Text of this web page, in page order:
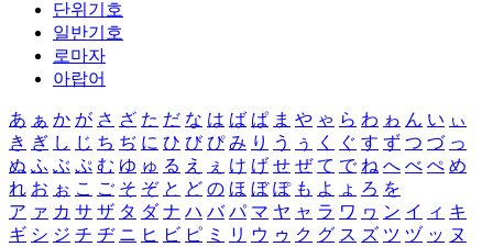
단위기호
일반기호
로마자
아랍어
あ ぁ か が さ ざ た だ な は ば ぱ ま や ゃ ら わ ゎ ん い ぃ
き ぎ し じ ち ぢ に ひ び ぴ み り う ぅ く ぐ す ず つ づ っ
ぬ ふ ぶ ぷ む ゆ ゅ る え ぇ け げ せ ぜ て で ね へ べ ぺ め
れ お ぉ こ ご そ ぞ と ど の ほ ぼ ぽ も よ ょ ろ を
ア ァ カ サ ザ タ ダ ナ ハ バ パ マ ヤ ャ ラ ワ ヮ ン イ ィ キ
ギ シ ジ チ ヂ ニ ヒ ビ ピ ミ リ ウ ゥ ク グ ス ズ ツ ヅ ッ ヌ